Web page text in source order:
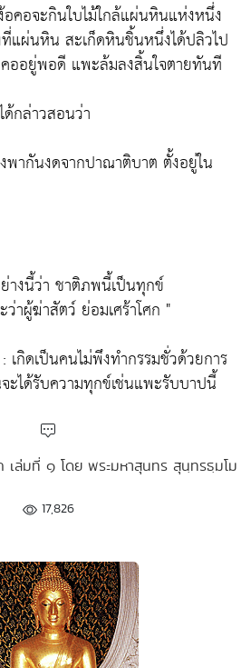
คอจะกินใบไม้ใกล้แผ่นหินแห่งหนึ่ง
แผ่นหิน สะเก็ดหินชิ้นหนึ่งได้ปลิวไป
ออยู่พอดี แพะล้มลงสิ้นใจตายทันที
กล่าวสอนว่า
ากันงดจากปาณาติบาต ตั้งอยู่ใน
างนี้ว่า ชาติภพนี้เป็นทุกข์
าผู้ฆ่าสัตว์ ย่อมเศร้าโศก "
เกิดเป็นคนไม่พึงทำกรรมชั่วด้วยการ
ได้รับความทุกข์เช่นแพะรับบาปนี้
เล่มที่ ๑ โดย พระมหาสุนทร สุนฺทรธฺมโม
17,826